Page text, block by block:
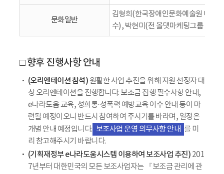
문화일반
김형희(한국장애인문화예술원 이사
수), 박현미(전 올댓마케팅그룹 대표
□ 향후 진행사항 안내
(오리엔테이션 참석) 원활한 사업 추진을 위해 지원 선정자 대
상 오리엔테이션을 진행합니다. 보조금 집행 필수사항 안내,
e나라도움 교육, 성희롱·성폭력 예방교육 이수 안내 등이 마
련될 예정이오니 반드시 참여하여 주시기를 바라며, 일정은
개별 안내 예정입니다. 보조사업 운영 의무사항 안내 를 미
리 참고해주시기 바랍니다.
(기획재정부 e나라도움시스템 이용하여 보조사업 추진) 201
7년부터 대한민국의 모든 보조사업자는 『보조금 관리에 관